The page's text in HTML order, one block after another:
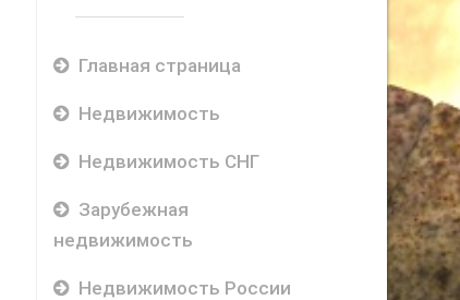
Главная страница
Недвижимость
Недвижимость СНГ
Зарубежная
недвижимость
Недвижимость России